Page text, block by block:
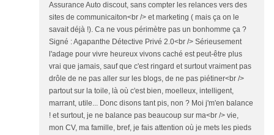
Assurance Auto discout, sans compter les relances vers des
sites de communicaiton<br /> et marketing ( mais ça on le
savait déjà !). Ca ne vous périmètre pas un bonhomme ça ?
Signé : Agapanthe Détective Privé 2.0<br /> Sérieusement
l'adage pour vivre heureux vivons caché est peut-être plus
vrai que jamais, sauf que c'est ringard et surtout vraiment pas
drôle de ne pas aller sur les blogs, de ne pas piétiner<br />
partout sur la toile, là où c'est bien, moelleux, intelligent,
marrant, utile... Donc disons tant pis, non ? Moi j'm'en balance
! et surtout, je ne balance pas beaucoup sur ma<br /> vie,
mon CV, ma famille, bref, je fais attention où je mets les pieds